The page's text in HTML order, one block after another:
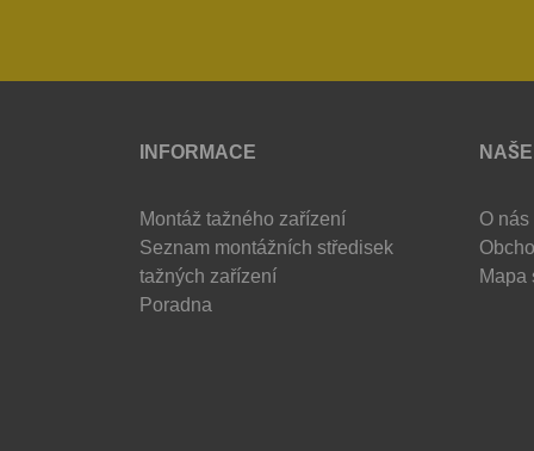
INFORMACE
Montáž tažného zařízení
Seznam montážních středisek
tažných zařízení
Poradna
O nás
Mapa